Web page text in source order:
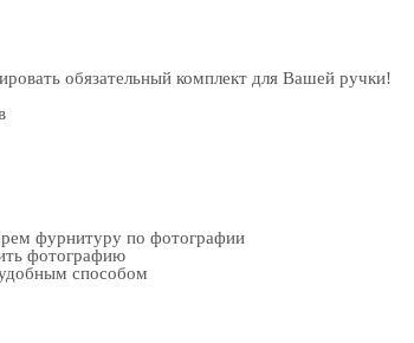
обязательный комплект для Вашей ручки!
фурнитуру по фотографии
фотографию
способом